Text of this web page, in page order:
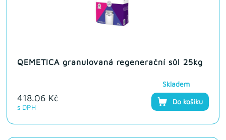
QEMETICA granulovaná regenerační sůl 25kg
418.06 Kč
s DPH
Skladem
Do košíku